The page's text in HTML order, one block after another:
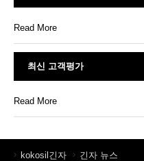
Read More
최신 고객평가
Read More
kokosil긴자
긴자 뉴스